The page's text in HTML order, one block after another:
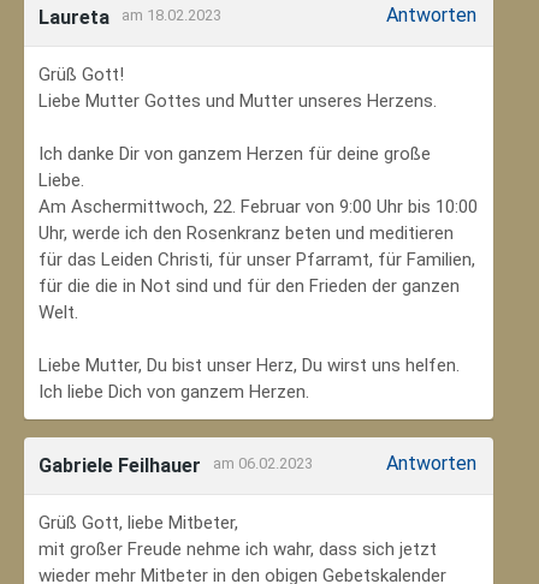
Laureta am 18.02.2023 Antworten
Grüß Gott!
Liebe Mutter Gottes und Mutter unseres Herzens.
Ich danke Dir von ganzem Herzen für deine große
Liebe.
Am Aschermittwoch, 22. Februar von 9:00 Uhr bis 10:00
Uhr, werde ich den Rosenkranz beten und meditieren
für das Leiden Christi, für unser Pfarramt, für Familien,
für die die in Not sind und für den Frieden der ganzen
Welt.
Liebe Mutter, Du bist unser Herz, Du wirst uns helfen.
Ich liebe Dich von ganzem Herzen.
Gabriele Feilhauer am 06.02.2023 Antworten
Grüß Gott, liebe Mitbeter,
mit großer Freude nehme ich wahr, dass sich jetzt
wieder mehr Mitbeter in den obigen Gebetskalender